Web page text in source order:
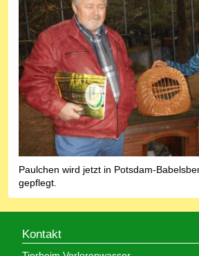
Paulchen wird jetzt in Potsdam-
gepflegt.
Kontakt